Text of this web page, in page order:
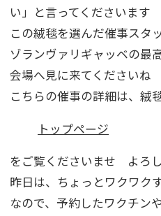
い」と言ってくださいます
この絨毯を選んだ催事スタ
ゾランヴァリギャッベの最
会場へ見に来てくださいね
こちらの催事の詳細は、絨
トップページ
をご覧くださいませ よろ
昨日は、ちょっとワクワク
なので、予約したワクチン